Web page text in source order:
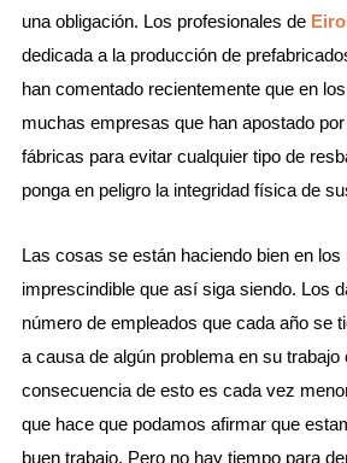
una obligación. Los profesionales de
dedicada a la producción de
han comentado recientemente que en
muchas empresas que han apostado
fábricas para evitar cualquier tipo de
ponga en peligro la integridad física de
Las cosas se están haciendo bien en
imprescindible que así siga siendo. Los
número de empleados que cada año se
a causa de algún problema en su trabajo
consecuencia de esto es cada vez
que hace que podamos afirmar que
buen trabajo. Pero no hay tiempo para